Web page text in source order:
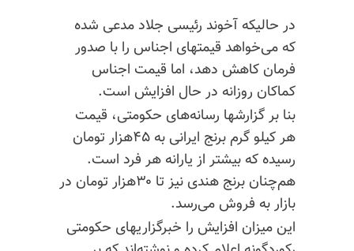
در حالیکه آخوند رئیسی جلاد مدعی شده
که می‌خواهد قیمتهای اجناس را با صدور
فرمان کاهش دهد، اما قیمت اجناس
کماکان روزانه در حال افزایش است.
بنا بر گزارشها رسانه‌های حکومتی، قیمت
هر کیلو گرم برنج ایرانی به ۴۵هزار تومان
رسیده که بیشتر از یارانه هر فرد است.
هم‌چنان برنج هندی نیز تا ۳۰هزار تومان در
بازار به فروش می‌رسد.
این میزان افزایش را خبرگزاریهای حکومتی